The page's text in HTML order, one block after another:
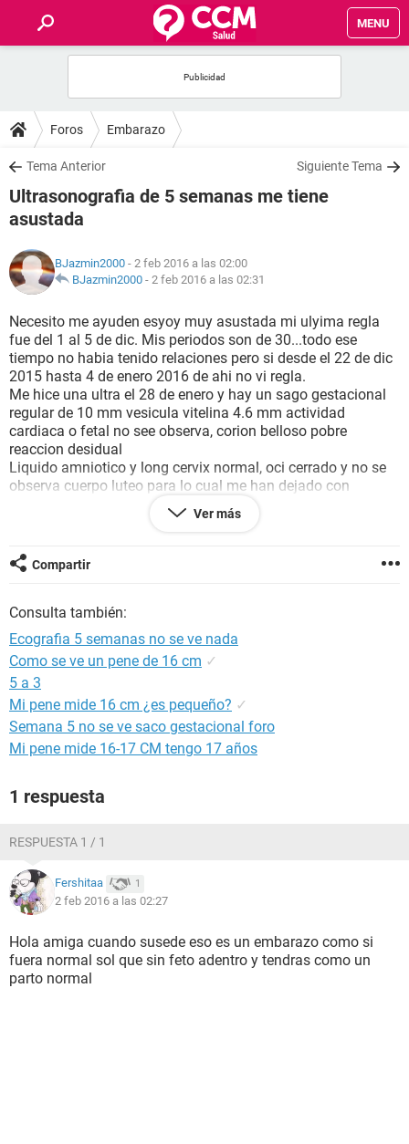
MENU
FOROS
SALUD
FAMILIA
NUTRICIÓN
SEXUALIDAD
GLOSARIO
Foros Embarazo
Tema Anterior Siguiente Tema
Ultrasonografia de 5 semanas me tiene
asustada
BJazmin2000 - 2 feb 2016 a las 02:00
BJazmin2000 - 2 feb 2016 a las 02:31
Necesito me ayuden esyoy muy asustada mi ulyima regla
fue del 1 al 5 de dic. Mis periodos son de 30...todo ese
tiempo no habia tenido relaciones pero si desde el 22 de dic
2015 hasta 4 de enero 2016 de ahi no vi regla.
Me hice una ultra el 28 de enero y hay un sago gestacional
regular de 10 mm vesicula vitelina 4.6 mm actividad
cardiaca o fetal no see observa, corion belloso pobre
reaccion desidual
Liquido amniotico y long cervix normal, oci cerrado y no se
observa cuerpo luteo para lo cual me han dejado con
progesyerona inyectada por tres dias y despues una
semanal ybuna ultra dentro de dos semans mas.
la mitad de probabilidades aborto necesiyo saber para estar
preparada
Ver más
Compartir
Consulta también:
Ecografia 5 semanas no se ve nada
Como se ve un pene de 16 cm ✓
5 a 3
Mi pene mide 16 cm ¿es pequeño? ✓
Semana 5 no se ve saco gestacional foro
Mi pene mide 16-17 CM tengo 17 años
1 respuesta
RESPUESTA 1 / 1
Fershitaa 1
2 feb 2016 a las 02:27
Hola amiga cuando susede eso es un embarazo como si
fuera normal sol que sin feto adentro y tendras como un
parto normal